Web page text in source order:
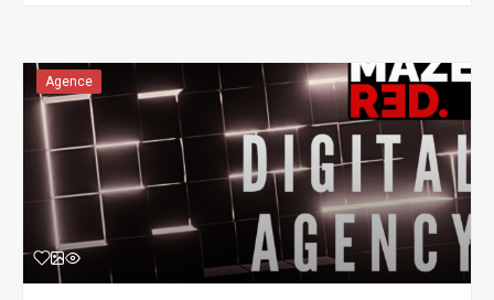
Agence